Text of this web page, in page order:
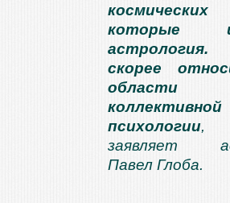
космических
которые
скорее
области
коллективной
психологии,
заявляет
Павел Глоба.